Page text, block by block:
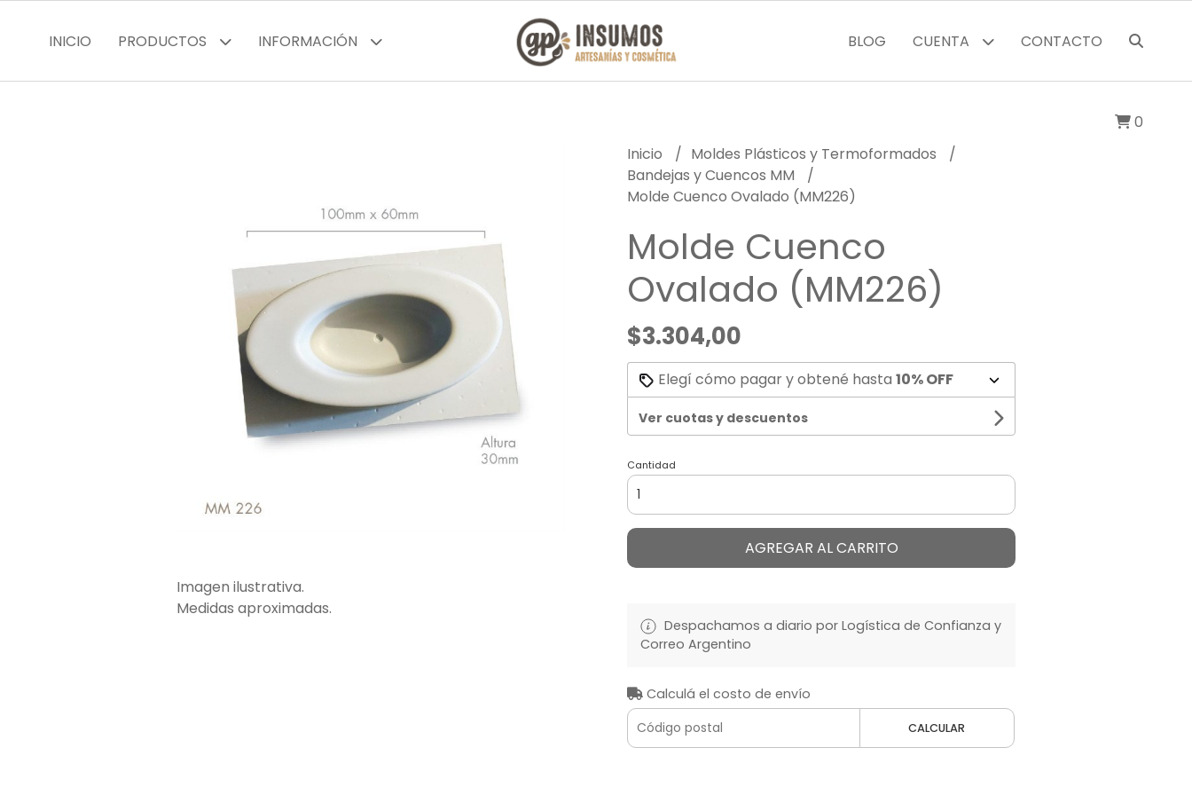
INICIO PRODUCTOS INFORMACIÓN BLOG CUENTA CONTACTO
0
Imagen ilustrativa.
Medidas aproximadas.
Inicio
Moldes Plásticos y Termoformados
Bandejas y Cuencos MM
Molde Cuenco Ovalado (MM226)
Molde Cuenco
Ovalado (MM226)
$3.304,00
Elegí cómo pagar y obtené hasta 10% OFF
Ver cuotas y descuentos
Cantidad
AGREGAR AL CARRITO
Despachamos a diario por Logística de Confianza y
Correo Argentino
Calculá el costo de envío
CALCULAR